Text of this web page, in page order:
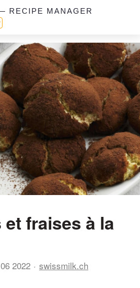
RECIPE MANAGER
fraises à la
2022 swissmilk.ch